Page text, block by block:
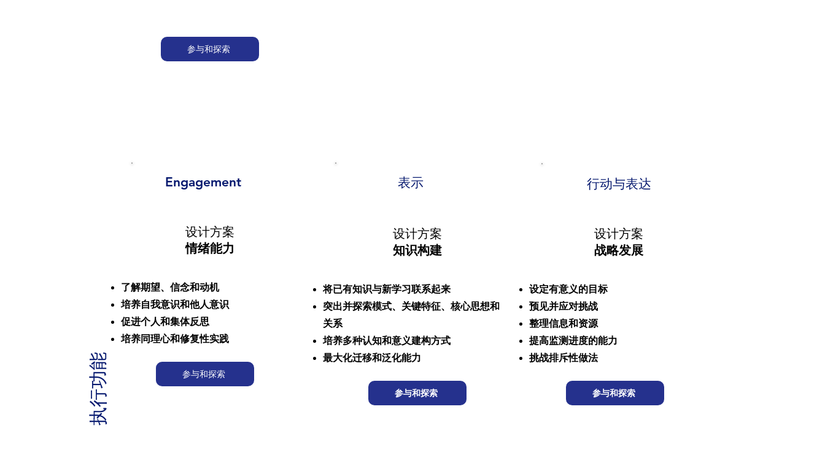
参与和探索
Engagement
设计方案
情绪能力
了解期望、信念和动机
培养自我意识和他人意识
促进个人和集体反思
培养同理心和修复性实践
参与和探索
执行功能
表示
设计方案
知识构建
将已有知识与新学习联系起来
突出并探索模式、关键特征、核心思想和
关系
培养多种认知和意义建构方式
最大化迁移和泛化能力
参与和探索
行动与表达
设计方案
战略发展
设定有意义的目标
预见并应对挑战
整理信息和资源
提高监测进度的能力
挑战排斥性做法
参与和探索